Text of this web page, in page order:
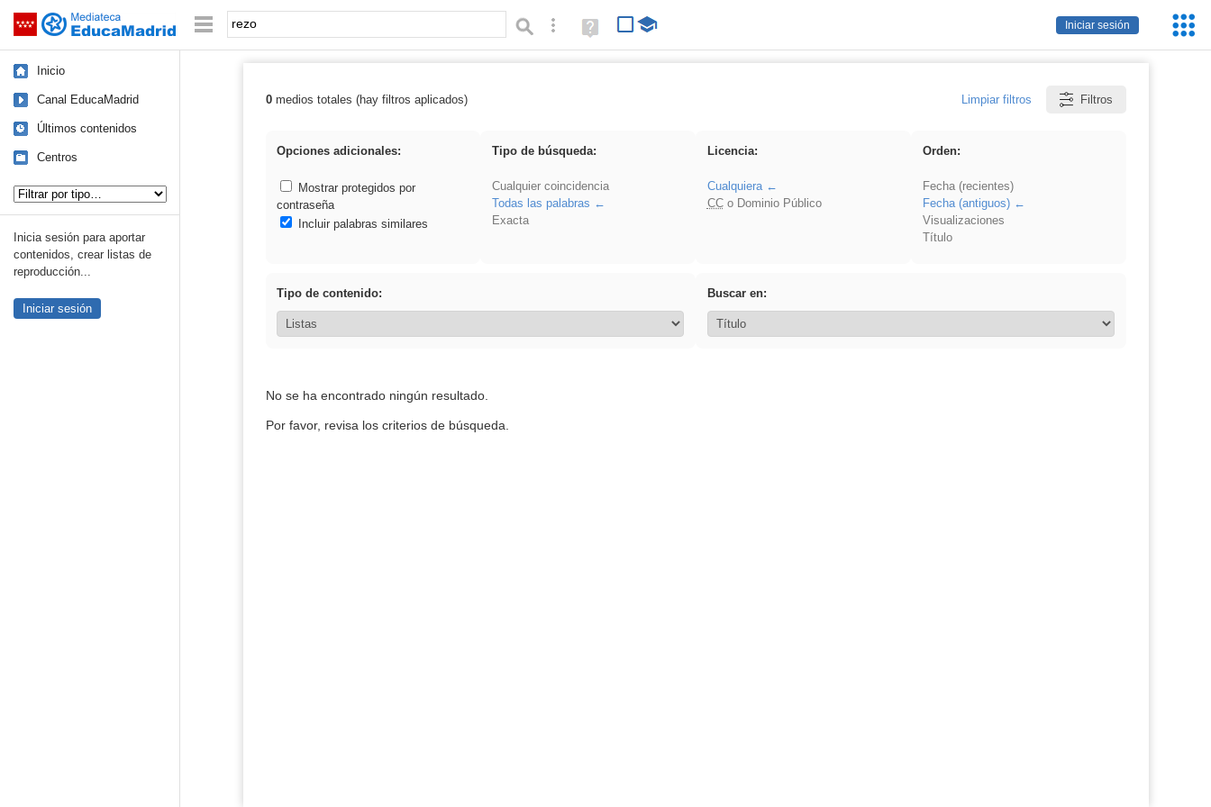
Saltar navegación
Iniciar sesión
Palabra o frase: Búsqueda avanzada
Ayuda
(en
Inicio
Canal EducaMadrid
Últimos contenidos
Centros
Inicia sesión para aportar
contenidos, crear listas de
reproducción...
Iniciar sesión
Resultados de: rezo
0medios totales (hay filtros aplicados) Limpiar filtros Filtros
Opciones adicionales:
Mostrar protegidos por
contraseña
Incluir palabras similares
Tipo de búsqueda:
Cualquier coincidencia
Todas las palabras
Exacta
Licencia:
Cualquiera
CCo Dominio Público
Orden:
Fecha (recientes)
Fecha (antiguos)
Visualizaciones
Título
Tipo de contenido: Buscar en:
No se ha encontrado ningún resultado.
Por favor, revisa los criterios de búsqueda.